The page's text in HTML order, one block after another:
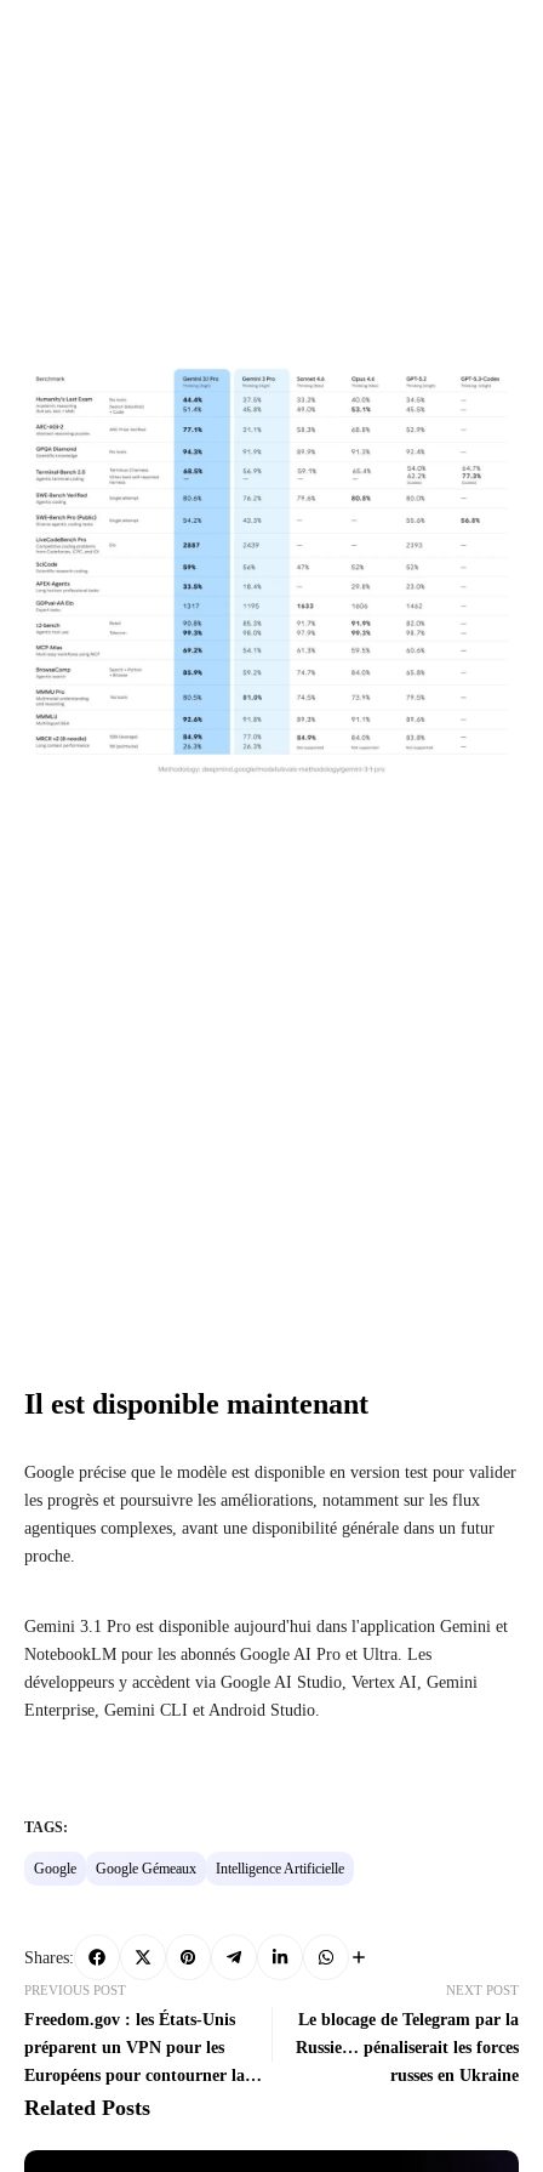
Il est disponible maintenant
Google précise que le modèle est disponible en version test pour valider
les progrès et poursuivre les améliorations, notamment sur les flux
agentiques complexes, avant une disponibilité générale dans un futur
proche.
Gemini 3.1 Pro est disponible aujourd'hui dans l'application Gemini et
NotebookLM pour les abonnés Google AI Pro et Ultra. Les
développeurs y accèdent via Google AI Studio, Vertex AI, Gemini
Enterprise, Gemini CLI et Android Studio.
TAGS:
Google Google Gémeaux Intelligence Artificielle
Shares:
PREVIOUS POST
Freedom.gov : les États-Unis
préparent un VPN pour les
Européens pour contourner la
censure
NEXT POST
Le blocage de Telegram par la
Russie… pénaliserait les forces
russes en Ukraine
Related Posts